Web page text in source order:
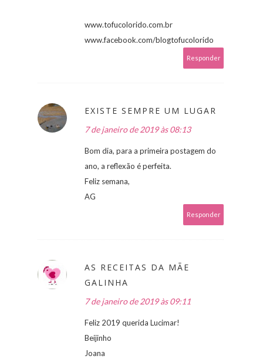
www.tofucolorido.com.br
www.facebook.com/blogtofucolorido
Responder
EXISTE SEMPRE UM LUGAR
7 de janeiro de 2019 às 08:13
Bom dia, para a primeira postagem do
ano, a reflexão é perfeita.
Feliz semana,
AG
Responder
AS RECEITAS DA MÃE
GALINHA
7 de janeiro de 2019 às 09:11
Feliz 2019 querida Lucimar!
Beijinho
Joana